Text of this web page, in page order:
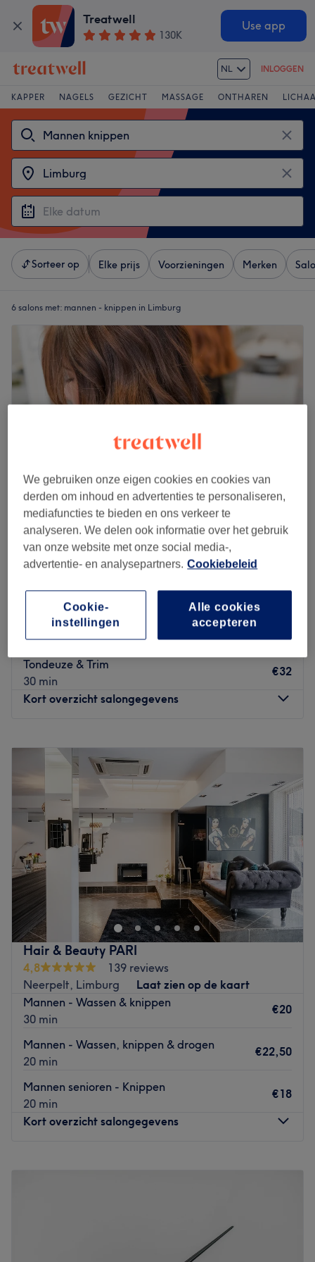
Treatwell
130K
Use app
NL INLOGGEN
KAPPER NAGELS GEZICHT MASSAGE ONTHAREN
Sorteer op Elke prijs Voorzieningen Merken
6 salons met: mannen - knippen in Limburg
By Tila
5,0
126 reviews
Genk
Laat zien op de kaart
30 min
€35
Tondeuze volledig
15 min
Tondeuze & Trim
30 min
€32
Kort overzicht salongegevens
Dinsdag
Woensdag
Donderdag
09:00
18:00
Vrijdag
09:00– 18:00
Zaterdag
07:00 –16:00
Zondag
Gesloten
By Tila in Genk is een kapsalon waar zorg en comfort
centraal staan, met als doel iedere klant – van jong tot
oud – een stijlvol kapsel en een fijne beleving te bieden.
Het team: Eigenaresse Nertila is professioneel, vriendelijk
en streeft ernaar om aan alle behoeften van haar klanten
te voldoen.
Wat we leuk vinden aan de salon: Sfeer: warm, verzorgd
en gezellig.
Gespecialiseerd in: Knippen voor heren, dames en
kinderen en feestkapsels.
Hair & Beauty PARI
4,8
139 reviews
Neerpelt, Limburg
Laat zien op de kaart
Mannen - Wassen & knippen
30 min
€20
Mannen - Wassen, knippen & drogen
20 min
€22,50
Mannen senioren - Knippen
20 min
€18
Kort overzicht salongegevens
10:00
10:00
We gebruiken onze eigen cookies en cookies van
derden om inhoud en advertenties te personaliseren,
mediafuncties te bieden en ons verkeer te
analyseren. We delen ook informatie over het gebruik
van onze website met onze social media-,
advertentie- en analysepartners. Cookiebeleid
Alle cookies
accepteren
Cookie-
instellingen